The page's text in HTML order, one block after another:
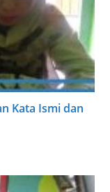
Kata Ismi dan